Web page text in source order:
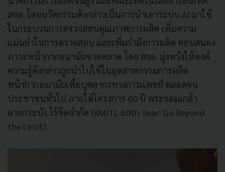
สจล. โดยนวัตกรรมดังกล่าวเป็นการนำเอาระบบ AI มาใช้
ในกระบวนการตรวจสอบคุณภาพการผลิต เพิ่มความ
แม่นยำในการตรวจสอบ และเพิ่มกำลังการผลิต ตอบสนอง
ภาวะหน้ากากอนามัยขาดตลาด โดย สจล. มุ่งหวังให้องค์
ความรู้ดังกล่าวถูกนำไปใช้ในอุตสาหกรรมการผลิต
หน้ากากอนามัยเพื่อบุคลากรทางการแพทย์ ตลอดจน
ประชาชนทั่วไป ภายใต้โครงการ 60 ปี พระจอมเกล้า
ลาดกระบัง ไร้ขีดจำกัด (KMITL 60th Year: Go Beyond
the Limit)